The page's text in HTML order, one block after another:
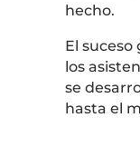
hecho.
El
los
se
hasta el